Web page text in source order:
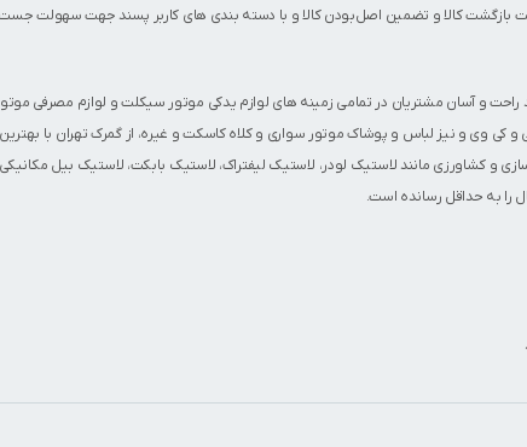
بازگشت کالا و تضمین اصل‌بودن کالا و با دسته بندی های کاربر پسند جهت سهولت
راحت و آسان مشتریان در تمامی زمینه های لوازم یدکی موتور سیکلتو لوازم مصرفی
و کی وی و نیز لباس و پوشاک موتور سواری وکلاه کاسکتو غیره، از گمرک تهران با
و کشاورزی مانندلاستیک لودر، لاستیک لیفتراک، لاستیک بابکت، لاستیک بیل
را به حداقل رسانده است.